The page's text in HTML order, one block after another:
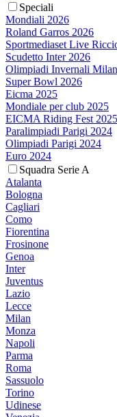
Speciali
Mondiali 2026
Roland Garros 2026
Sportmediaset Live
Scudetto Inter 2026
Olimpiadi Invernali
Super Bowl 2026
Eicma 2025
Mondiale per club 2025
EICMA Riding Fest 2025
Paralimpiadi Parigi 2024
Olimpiadi Parigi 2024
Euro 2024
Squadra Serie A
Atalanta
Bologna
Cagliari
Como
Fiorentina
Frosinone
Genoa
Inter
Juventus
Lazio
Lecce
Milan
Monza
Napoli
Parma
Roma
Sassuolo
Torino
Udinese